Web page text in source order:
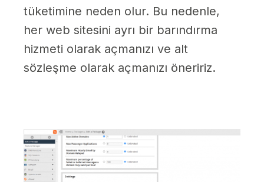
tüketimine neden olur. Bu nedenle,
her web sitesini ayrı bir barındırma
hizmeti olarak açmanızı ve alt
sözleşme olarak açmanızı öneririz.